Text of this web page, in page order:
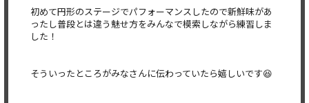
初めて円形のステージでパフォーマンスしたので新鮮味があ
ったし普段とは違う魅せ方をみんなで模索しながら練習しま
した！
そういったところがみなさんに伝わっていたら嬉しいです😆